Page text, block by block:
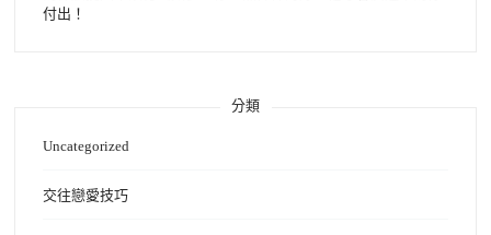
付出！
分類
Uncategorized
交往戀愛技巧